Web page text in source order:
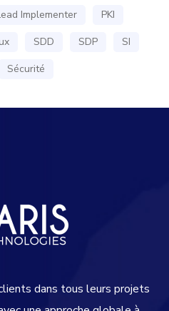
Implementer
PKI
SDD SDP
SI
Sécurité
dans tous leurs projets